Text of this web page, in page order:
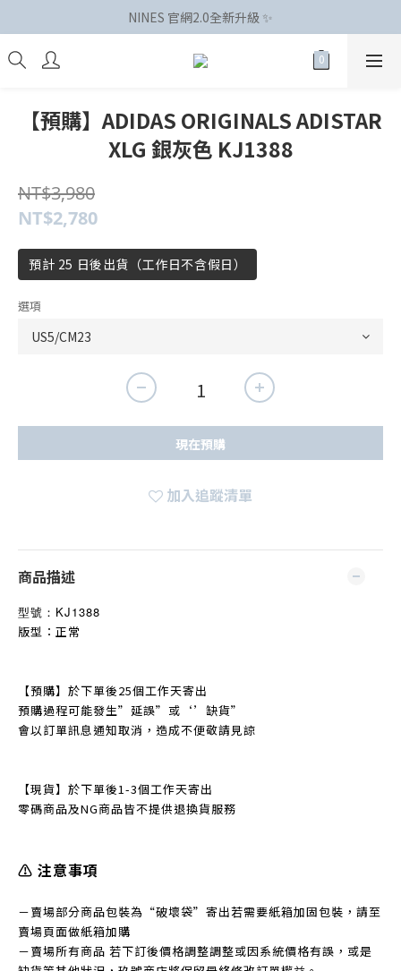
NINES 官網2.0全新升級 ✨
【預購】ADIDAS ORIGINALS ADISTAR
XLG 銀灰色 KJ1388
NT$3,980
NT$2,780
預計 25 日後出貨（工作日不含假日）
選項
現在預購
加入追蹤清單
商品描述
型號： KJ1388
版型：正常
【預購】於下單後25個工作天寄出
預購過程可能發生” 延誤” 或‘’缺貨”
會以訂單訊息通知取消，造成不便敬請見諒
【現貨】於下單後1-3個工作天寄出
零碼商品及NG商品皆不提供退換貨服務
⚠️ 注意事項
－賣場部分商品包裝為“破壞袋”寄出若需要紙箱加固包裝，請至
賣場頁面做紙箱加購
－賣場所有商品 若下訂後價格調整調整或因系統價格有誤，或是